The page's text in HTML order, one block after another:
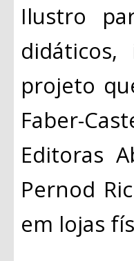
Ilustro
didáticos,
projeto
Faber-
Editoras
Pernod
em lojas